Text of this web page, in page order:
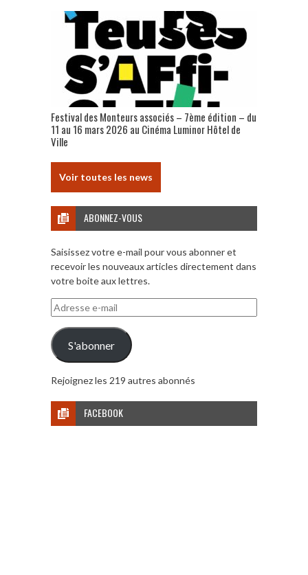
Festival des Monteurs associés – 7ème édition – du
11 au 16 mars 2026 au Cinéma Luminor Hôtel de
Ville
Voir toutes les news
ABONNEZ-VOUS
Saisissez votre e-mail pour vous abonner et
recevoir les nouveaux articles directement dans
votre boite aux lettres.
Adresse
e-
mail
S'abonner
Rejoignez les 219 autres abonnés
FACEBOOK